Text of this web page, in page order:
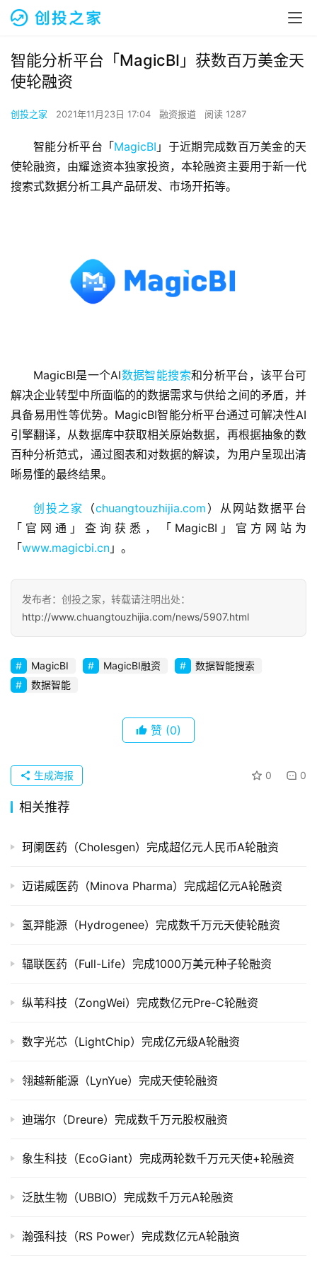
首
页
融
资
商
察
创
企
业
发
布
购
重
司
市
创
数
学
登录
投稿
智能分析平台「MagicBI」获数百万美金天
使轮融资
创投之家 2021年11月23日 17:04 融资报道 阅读 1287
智能分析平台「MagicBI 」于近期完成数百万美金的天
使轮融资，由耀途资本独家投资，本轮融资主要用于新一代
搜索式数据分析工具产品研发、市场开拓等。
MagicBI是一个AI数据智能搜索和分析平台，该平台可
解决企业转型中所面临的的数据需求与供给之间的矛盾，并
具备易用性等优势。MagicBI智能分析平台通过可解决性AI
引擎翻译，从数据库中获取相关原始数据，再根据抽象的数
百种分析范式，通过图表和对数据的解读，为用户呈现出清
晰易懂的最终结果。
创投之家 （chuangtouzhijia.com ）从网站数据平台
「官网通」查询获悉，「MagicBI」官方网站为
「www.magicbi.cn 」。
发布者：创投之家，转载请注明出处：
http://www.chuangtouzhijia.com/news/5907.html
MagicBI MagicBI融资
数据智能搜索
数据智能
赞 (0)
0 0
生成海报
相关推荐
珂阑医药（Cholesgen）完成超亿元人民币A轮融资
迈诺威医药（Minova Pharma）完成超亿元A轮融资
氢羿能源（Hydrogenee）完成数千万元天使轮融资
辐联医药（Full-Life）完成1000万美元种子轮融资
纵苇科技（ZongWei）完成数亿元Pre-C轮融资
数字光芯（LightChip）完成亿元级A轮融资
翎越新能源（LynYue）完成天使轮融资
迪瑞尔（Dreure）完成数千万元股权融资
象生科技（EcoGiant）完成两轮数千万元天使+轮融资
泛肽生物（UBBIO）完成数千万元A轮融资
瀚强科技（RS Power）完成数亿元A轮融资